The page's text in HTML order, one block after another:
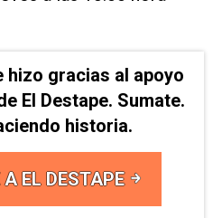
hizo gracias al apoyo
El Destape. Sumate.
historia.
EL DESTAPE